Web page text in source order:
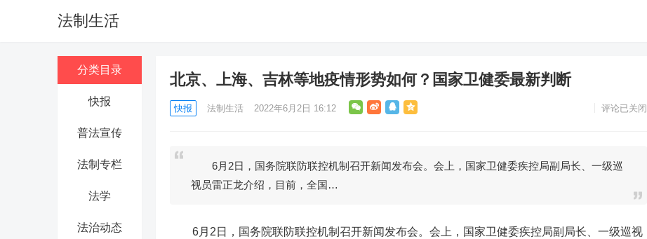
法制生活
分类目录
快报
普法宣传
法制专栏
法学
法治动态
北京、上海、吉林等地疫情形势如何？国家卫健委最新判断
快报 法制生活 2022年6月2日 16:12 评论已关闭
6月2日，国务院联防联控机制召开新闻发布会。会上，国家卫健委疾控局副局长、一级巡
视员雷正龙介绍，目前，全国…
6月2日，国务院联防联控机制召开新闻发布会。会上，国家卫健委疾控局副局长、一级巡视